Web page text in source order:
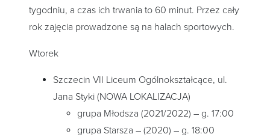
tygodniu, a czas ich trwania to 60 minut. Przez cały
rok zajęcia prowadzone są na halach sportowych.
Wtorek
Szczecin VII Liceum Ogólnokształcące, ul.
Jana Styki (NOWA LOKALIZACJA)
grupa Młodsza (2021/2022) – g. 17:00
grupa Starsza – (2020) – g. 18:00